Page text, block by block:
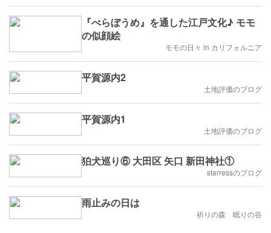
『べらぼうめ』を通した江戸文化♪ モモ
の似顔絵
モモの日々 in カリフォルニア
平賀源内2
土地評価のブログ
平賀源内1
土地評価のブログ
狛犬巡り⑥ 大田区 矢口 新田神社①
starressのブログ
雨止みの日は
祈りの森 眠りの谷